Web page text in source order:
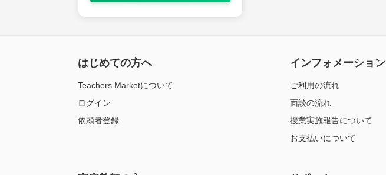
はじめての方へ
Teachers Marketについて
ログイン
依頼者登録
インフォメーション
ご利用の流れ
面談の流れ
授業実施報告について
お支払いについて